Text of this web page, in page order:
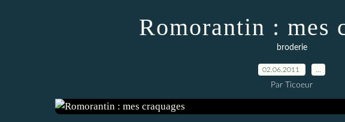
Romorantin : mes
broderie
02.06.2011
Par Ticoeur